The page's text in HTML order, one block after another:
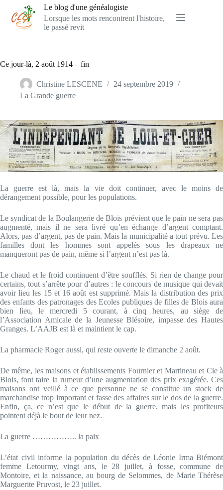
contenu
Le blog d'une généalogiste
Lorsque les mots rencontrent l'histoire,
le passé revit
Ce jour-là, 2 août 1914 – fin
Christine LESCENE
24 septembre 2019
La Grande guerre
La guerre est là, mais la vie doit continuer, avec le moins de
dérangement possible, pour les populations.
Le syndicat de la Boulangerie de Blois prévient que le pain ne sera pas
augmenté, mais il ne sera livré qu’en échange d’argent comptant.
Alors, pas d’argent, pas de pain. Mais la municipalité a tout prévu. Les
familles dont les hommes sont appelés sous les drapeaux ne
manqueront pas de pain, même si l’argent n’est pas là.
Le chaud et le froid continuent d’être soufflés. Si rien de change pour
certains, tout s’arrête pour d’autres : le concours de musique qui devait
avoir lieu les 15 et 16 août est supprimé. Mais la distribution des prix
des enfants des patronages des Ecoles publiques de filles de Blois aura
bien lieu, le mercredi 5 courant, à cinq heures, au siège de
l’Association Amicale de la Jeunesse Blésoire, impasse des Hautes
Granges. L’AAJB est là et maintient le cap.
La pharmacie Roger aussi, qui reste ouverte le dimanche 2 août.
De même, les maisons et établissements Fournier et Martineau et Cie à
Blois, font taire la rumeur d’une augmentation des prix exagérée. Ces
maisons ont veillé à ce que personne ne se constitue un stock de
marchandise trop important et fasse des affaires sur le dos de la guerre.
Enfin, ça, ce n’est que le début de la guerre, mais les profiteurs
pointent déjà le bout de leur nez.
La guerre …………….. la paix
L’état civil informe la population du décès de Léonie Irma Biémont
femme Letourmy, vingt ans, le 28 juillet, à fosse, commune de
Montoire, et la naissance, au bourg de Selommes, de Marie Thérèse
Marguerite Pruvost, le 23 juillet.